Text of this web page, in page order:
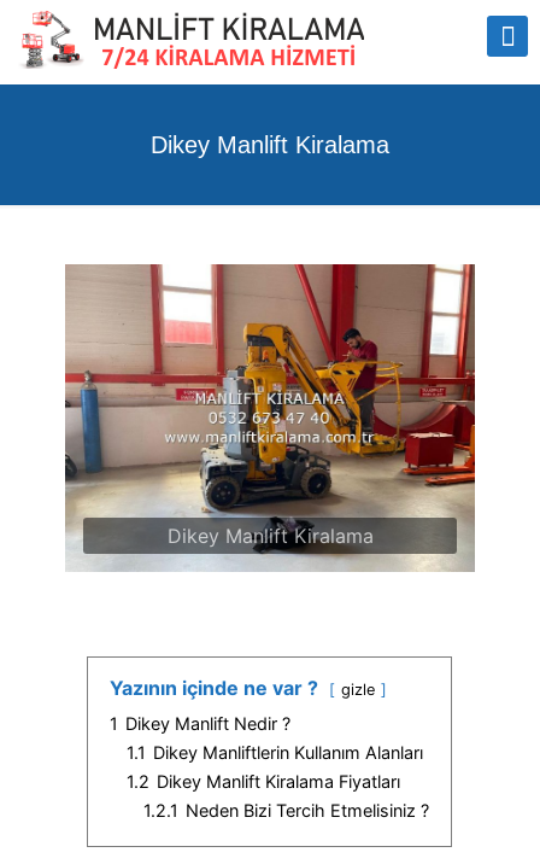
Dikey Manlift Kiralama
Dikey Manlift Kiralama
Yazının içinde ne var ? gizle
1 Dikey Manlift Nedir ?
1.1 Dikey Manliftlerin Kullanım Alanları
1.2 Dikey Manlift Kiralama Fiyatları
1.2.1 Neden Bizi Tercih Etmelisiniz ?